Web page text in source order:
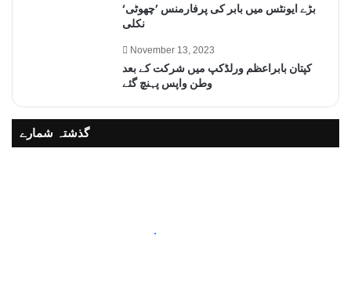
بڑے ایونٹس میں بابر کی پرفارمنس ’چھوٹی‘
نکلی
November 13, 2023
کپتان بابراعظم ورلڈکپ میں شرکت کے بعد
وطن واپس پہنچ گئے
گذشتہ شمارے